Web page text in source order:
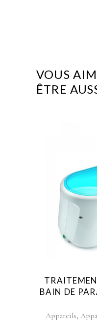
VOUS
ÊTRE
BAIN DE
Appareils,